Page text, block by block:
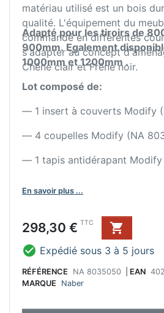
matériau utilisé est un bois
qualité. L'équipement du
commandé en différentes
s'adapter au concept
Chêne clair et Frêne noir.
Adapté pour les tiroirs de
900mm. Egalement
1000mm et 1200mm .
Lot composé de:
— 1 insert à couverts Modify
— 4 coupelles Modify (NA
— 1 tapis antidérapant
En savoir plus ...
Prix
298,30 € TTC

 Expédié sous 3 à 5 jours
RÉFÉRENCE NA 8035050 EAN
MARQUE
Naber